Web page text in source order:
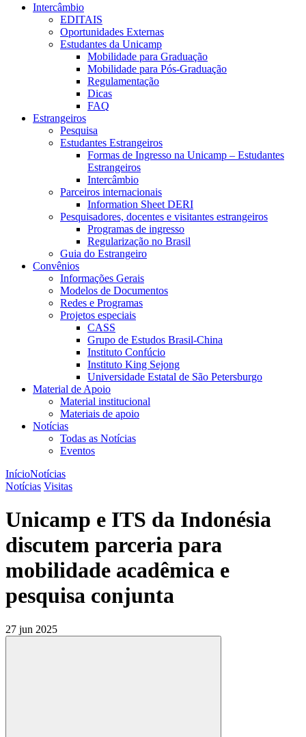
Intercâmbio
EDITAIS
Oportunidades Externas
Estudantes da Unicamp
Mobilidade para Graduação
Mobilidade para Pós-Graduação
Regulamentação
Dicas
FAQ
Estrangeiros
Pesquisa
Estudantes Estrangeiros
Formas de Ingresso na Unicamp – Estudantes
Estrangeiros
Intercâmbio
Parceiros internacionais
Information Sheet DERI
Pesquisadores, docentes e visitantes estrangeiros
Programas de ingresso
Regularização no Brasil
Guia do Estrangeiro
Convênios
Informações Gerais
Modelos de Documentos
Redes e Programas
Projetos especiais
CASS
Grupo de Estudos Brasil-China
Instituto Confúcio
Instituto King Sejong
Universidade Estatal de São Petersburgo
Material de Apoio
Material institucional
Materiais de apoio
Notícias
Todas as Notícias
Eventos
InícioNotícias
Notícias Visitas
Unicamp e ITS da Indonésia
discutem parceria para
mobilidade acadêmica e
pesquisa conjunta
27 jun 2025